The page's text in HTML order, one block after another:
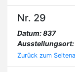
Nr. 29
Datum: 837
Ausstellungsort:
Zurück zum